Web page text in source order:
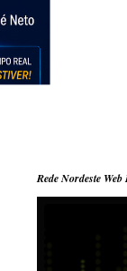
Rede Nordeste Web